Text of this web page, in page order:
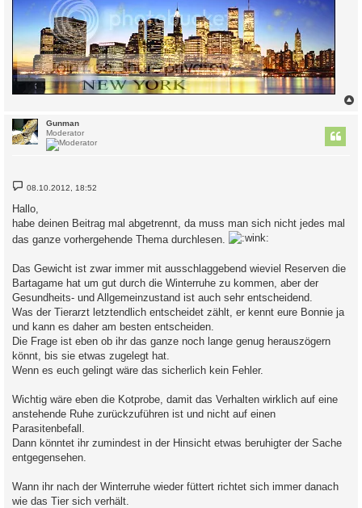
Gunman
Moderator
B
e
i
t
r
g
08.10.2012, 18:52
Hallo,
habe deinen Beitrag mal abgetrennt, da muss man sich nicht jedes mal
das ganze vorhergehende Thema durchlesen.
Das Gewicht ist zwar immer mit ausschlaggebend wieviel Reserven die
Bartagame hat um gut durch die Winterruhe zu kommen, aber der
Gesundheits- und Allgemeinzustand ist auch sehr entscheidend.
Was der Tierarzt letztendlich entscheidet zählt, er kennt eure Bonnie ja
und kann es daher am besten entscheiden.
Die Frage ist eben ob ihr das ganze noch lange genug herauszögern
könnt, bis sie etwas zugelegt hat.
Wenn es euch gelingt wäre das sicherlich kein Fehler.
Wichtig wäre eben die Kotprobe, damit das Verhalten wirklich auf eine
anstehende Ruhe zurückzuführen ist und nicht auf einen
Parasitenbefall.
Dann könntet ihr zumindest in der Hinsicht etwas beruhigter der Sache
entgegensehen.
Wann ihr nach der Winterruhe wieder füttert richtet sich immer danach
wie das Tier sich verhält.